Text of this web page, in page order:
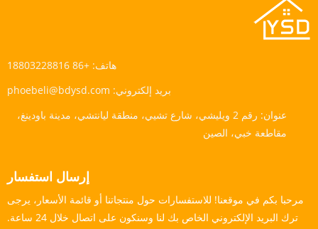
هاتف: +86 18803228816
بريد إلكتروني: phoebeli@bdysd.com
عنوان:
رقم 2 ويليشي، شارع تشيي، منطقة ليانتشي، مدينة باودينغ،
مقاطعة خبي، الصين
إرسال استفسار
مرحبا بكم في موقعنا! للاستفسارات حول منتجاتنا أو قائمة الأسعار، يرجى
ترك البريد الإلكتروني الخاص بك لنا وسنكون على اتصال خلال 24 ساعة.